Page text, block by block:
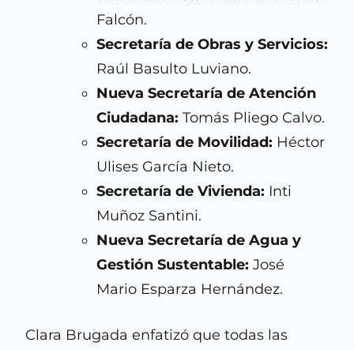
Falcón.
Secretaría de Obras y Servicios:
Raúl Basulto Luviano.
Nueva Secretaría de Atención
Ciudadana: Tomás Pliego Calvo.
Secretaría de Movilidad: Héctor
Ulises García Nieto.
Secretaría de Vivienda: Inti
Muñoz Santini.
Nueva Secretaría de Agua y
Gestión Sustentable: José
Mario Esparza Hernández.
Clara Brugada enfatizó que todas las